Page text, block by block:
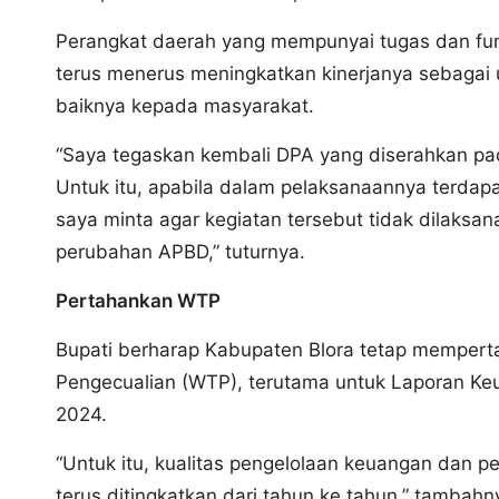
Perangkat daerah yang mempunyai tugas dan
terus menerus meningkatkan kinerjanya
baiknya kepada masyarakat.
“Saya tegaskan kembali DPA yang diserahkan
Untuk itu, apabila dalam pelaksanaannya
saya minta agar kegiatan tersebut tidak
perubahan APBD,” tuturnya.
Pertahankan WTP
Bupati berharap Kabupaten Blora tetap
Pengecualian (WTP), terutama untuk Laporan
2024.
“Untuk itu, kualitas pengelolaan keuangan dan